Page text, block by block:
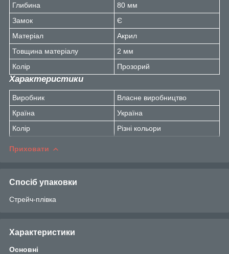
Глибина
80 мм
Замок
Є
Матеріал
Акрил
Товщина матеріалу
2 мм
Колір
Прозорий
Характеристики
Виробник
Власне виробництво
Країна
Україна
Колір
Різні кольори
Приховати
Спосіб упаковки
Стрейч-плівка
Характеристики
Основні